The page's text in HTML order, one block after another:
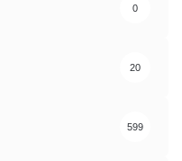
0
20
599